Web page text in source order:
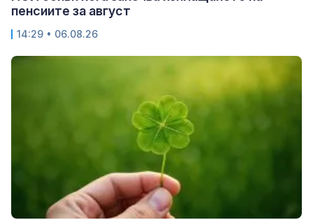
пенсиите за август
14:29 • 06.08.26